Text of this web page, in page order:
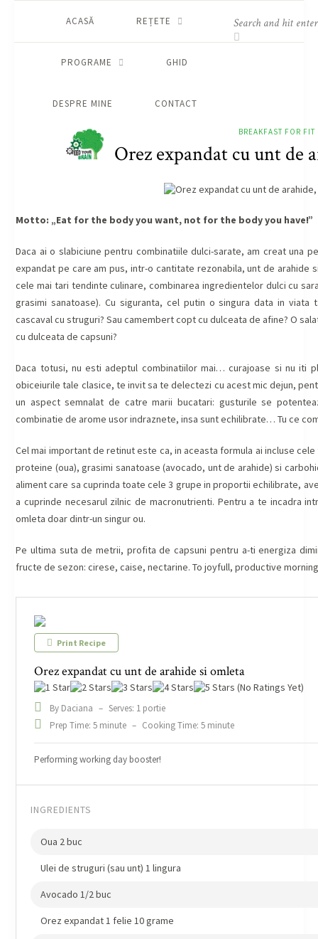
ACASĂ REȚETE
PROGRAME GHID
DESPRE MINE CONTACT
BREAKFAST FOR FIT
Orez expandat cu unt de
Motto: „Eat for the body you want, not for the body you have!”
Daca ai o slabiciune pentru combinatiile dulci-sarate, am creat una
expandat pe care am pus, intr-o cantitate rezonabila, unt de arahide
cele mai tari tendinte culinare, combinarea ingredientelor dulci cu
grasimi sanatoase). Cu siguranta, cel putin o singura data in
cascaval cu struguri? Sau camembert copt cu dulceata de afine? O
cu dulceata de capsuni?
Daca totusi, nu esti adeptul combinatiilor mai… curajoase si nu iti
obiceiurile tale clasice, te invit sa te delectezi cu acest mic dejun,
un aspect semnalat de catre marii bucatari: gusturile se
combinatie de arome usor indraznete, insa sunt echilibrate… Tu ce
Cel mai important de retinut este ca, in aceasta formula ai incluse
proteine (oua), grasimi sanatoase (avocado, unt de arahide) si
aliment care sa cuprinda toate cele 3 grupe in proportii echilibrate,
a cuprinde necesarul zilnic de macronutrienti. Pentru a te incadra
omleta doar dintr-un singur ou.
Pe ultima suta de metrii, profita de capsuni pentru a-ti energiza
fructe de sezon: cirese, caise, nectarine. To joyfull, productive
Print Recipe
Orez expandat cu unt de arahide si omleta
(No Ratings Yet)
By Daciana – Serves: 1 portie
Prep Time: 5 minute – Cooking Time: 5 minute
Performing working day booster!
INGREDIENTS
Oua 2 buc
Ulei de struguri (sau unt) 1 lingura
Avocado 1/2 buc
Orez expandat 1 felie 10 grame